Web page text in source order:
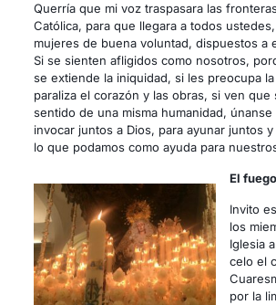
Querría que mi voz traspasara las
Católica, para que llegara a todos
mujeres de buena voluntad, dispuestos a
Si se sienten afligidos como nosotros,
se extiende la iniquidad, si les preocupa
paraliza el corazón y las obras, si ven que
sentido de una misma humanidad,
invocar juntos a Dios, para ayunar juntos
lo que podamos como ayuda para
El
Invito
los
Iglesia
celo el
por la